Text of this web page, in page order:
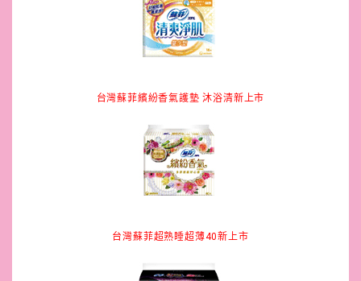
台灣蘇菲繽紛香氣護墊 沐浴清新上市
台灣蘇菲超熟睡超薄40新上市